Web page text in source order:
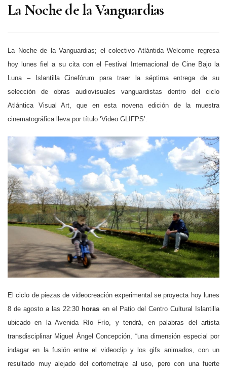
La Noche de la Vanguardias
La Noche de la Vanguardias; el colectivo Atlántida Welcome regresa
hoy lunes fiel a su cita con el Festival Internacional de Cine Bajo la
Luna – Islantilla Cinefórum para traer la séptima entrega de su
selección de obras audiovisuales vanguardistas dentro del ciclo
Atlántica Visual Art, que en esta novena edición de la muestra
cinematográfica lleva por título ‘Video GLIFPS’.
El ciclo de piezas de videocreación experimental se proyecta hoy lunes
8 de agosto a las 22:30 horas en el Patio del Centro Cultural Islantilla
ubicado en la Avenida Río Frío, y tendrá, en palabras del artista
transdisciplinar Miguel Ángel Concepción, “una dimensión especial por
indagar en la fusión entre el videoclip y los gifs animados, con un
resultado muy alejado del cortometraje al uso, pero con una fuerte